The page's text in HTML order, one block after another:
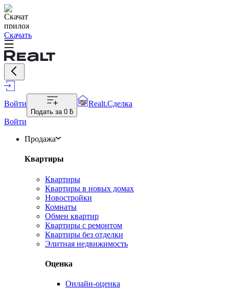
Скачать
Войти
Подать за 0 ƃ
Realt.Сделка
Войти
Продажа
Квартиры
Квартиры
Квартиры в новых домах
Новостройки
Комнаты
Обмен квартир
Квартиры с ремонтом
Квартиры без отделки
Элитная недвижимость
Оценка
Онлайн-оценка